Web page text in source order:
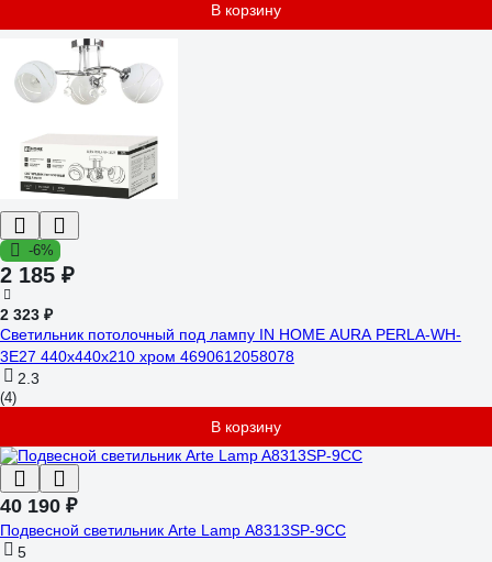
В корзину
-6%
2 185 ₽
2 323 ₽
Светильник потолочный под лампу IN HOME AURA PERLA-WH-
3E27 440x440x210 хром 4690612058078
2.3
(4)
В корзину
40 190 ₽
Подвесной светильник Arte Lamp A8313SP-9CC
5